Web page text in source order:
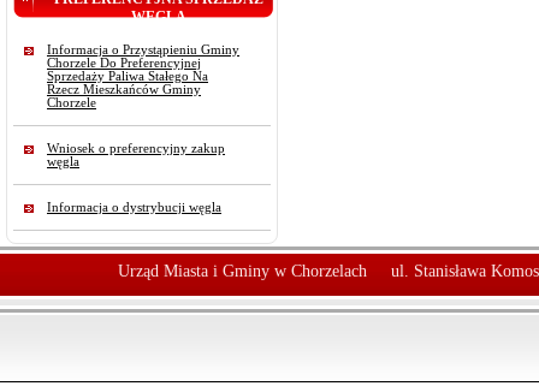
WĘGLA
Informacja o Przystąpieniu Gminy
Chorzele Do Preferencyjnej
Sprzedaży Paliwa Stałego Na
Rzecz Mieszkańców Gminy
Chorzele
Wniosek o preferencyjny zakup
węgla
Informacja o dystrybucji węgla
Urząd Miasta i Gminy w Chorzelach ul. Stanisława